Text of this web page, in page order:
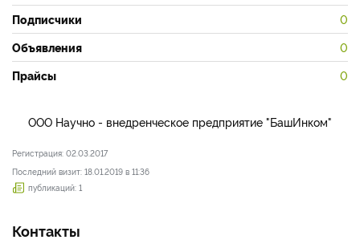
Подписчики 0
Объявления 0
Прайсы 0
ООО Научно - внедренческое предприятие "БашИнком"
Регистрация: 02.03.2017
Последний визит: 18.01.2019 в 11:36
публикаций: 1
Контакты